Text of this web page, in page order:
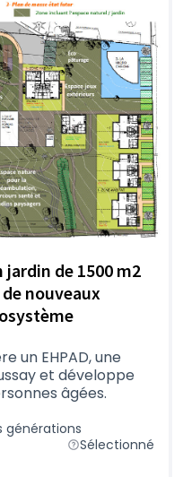
de 1500 m2
nouveaux
un EHPAD, une
et développe
âgées.
générations
Sélectionné